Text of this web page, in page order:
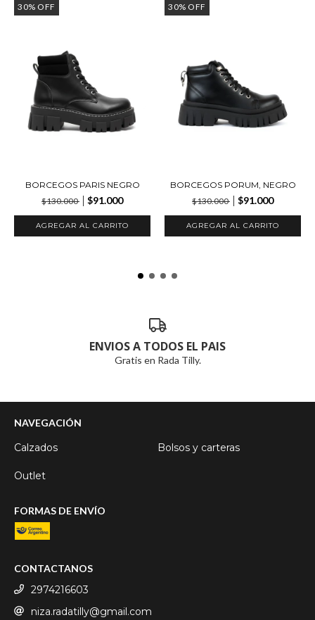
30% OFF
BORCEGOS PARIS NEGRO
$130.000
$91.000
AGREGAR AL CARRITO
30% OFF
BORCEGOS PORUM, NEGRO
$130.000
$91.000
AGREGAR AL CARRITO
ENVIOS A TODOS EL PAIS
Gratis en Rada Tilly.
NAVEGACIÓN
Calzados Bolsos y carteras
Outlet
FORMAS DE ENVÍO
CONTACTANOS
2974216603
niza.radatilly@gmail.com